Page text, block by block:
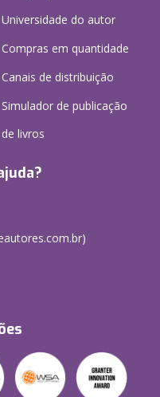
Universidade do autor
Compras em quantidade
Canais de distribuição
Simulador de publicação
de livros